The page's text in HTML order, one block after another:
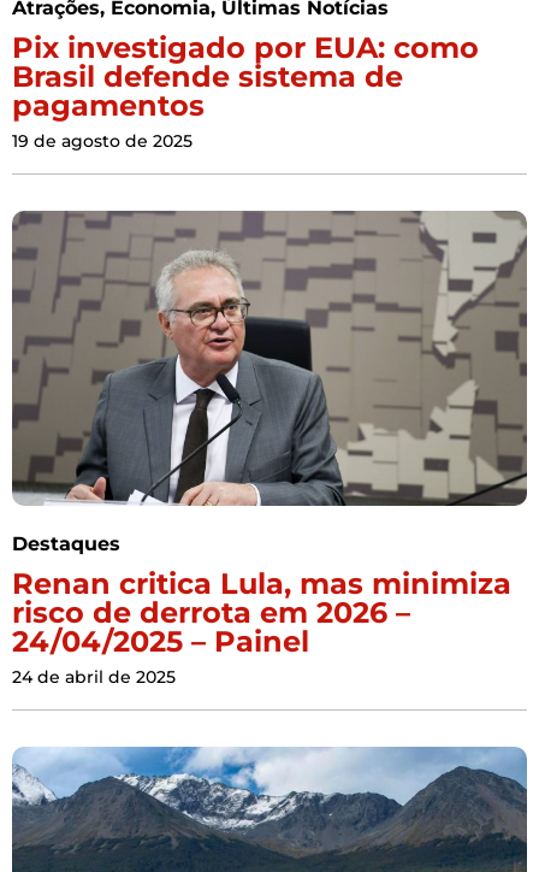
Atrações, Economia, Últimas Notícias
Pix investigado por EUA: como
Brasil defende sistema de
pagamentos
19 de agosto de 2025
Destaques
Renan critica Lula, mas minimiza
risco de derrota em 2026 –
24/04/2025 – Painel
24 de abril de 2025